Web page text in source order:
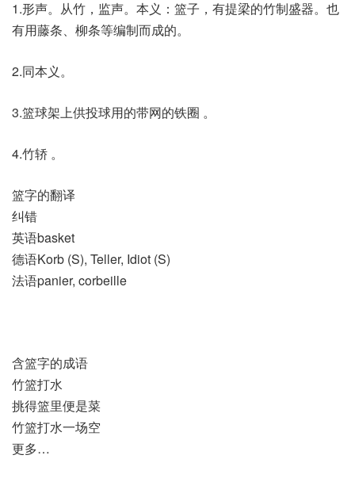
1.形声。从竹，监声。本义：篮子，有提梁的竹制盛器。也
有用藤条、柳条等编制而成的。
2.同本义。
3.篮球架上供投球用的带网的铁圈 。
4.竹轿 。
篮字的翻译
纠错
英语basket
德语Korb (S)​, Teller, Idiot (S)
法语panier, corbeille
含篮字的成语
竹篮打水
挑得篮里便是菜
竹篮打水一场空
更多…